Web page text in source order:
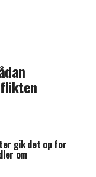
gik det op for
om